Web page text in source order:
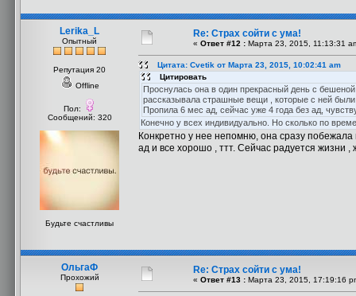
Lerika_L
Опытный
Репутация 20
Offline
Пол:
Сообщений: 320
Будьте счастливы
Re: Страх сойти с ума!
« Ответ #12 : Марта 23, 2015, 11:13:31
Цитата: Cvetik от Марта 23, 2015, 10:02:41 am
Цитировать
Проснулась она в один прекрасный день с
рассказывала страшные вещи , которые с ней
Пропила 6 мес ад, сейчас уже 4 года без ад,
Конечно у всех индивидуально. Но сколько по
Конкретно у нее непомню, она сразу
ад и все хорошо , ттт. Сейчас радуется жизни
ОльгаФ
Прохожий
Re: Страх сойти с ума!
« Ответ #13 : Марта 23, 2015, 17:19:16